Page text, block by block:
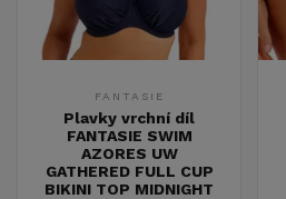
FANTASIE
Plavky vrchní díl
FANTASIE SWIM
AZORES UW
GATHERED FULL CUP
BIKINI TOP MIDNIGHT